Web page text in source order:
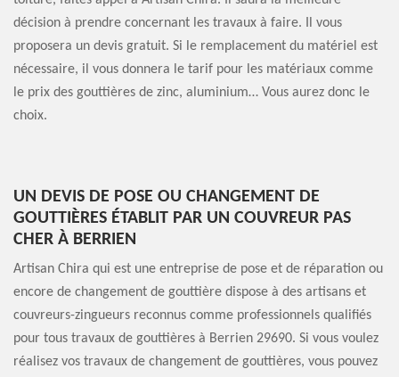
décision à prendre concernant les travaux à faire. Il vous
proposera un devis gratuit. Si le remplacement du matériel est
nécessaire, il vous donnera le tarif pour les matériaux comme
le prix des gouttières de zinc, aluminium… Vous aurez donc le
choix.
UN DEVIS DE POSE OU CHANGEMENT DE
GOUTTIÈRES ÉTABLIT PAR UN COUVREUR PAS
CHER À BERRIEN
Artisan Chira qui est une entreprise de pose et de réparation ou
encore de changement de gouttière dispose à des artisans et
couvreurs-zingueurs reconnus comme professionnels qualifiés
pour tous travaux de gouttières à Berrien 29690. Si vous voulez
réalisez vos travaux de changement de gouttières, vous pouvez